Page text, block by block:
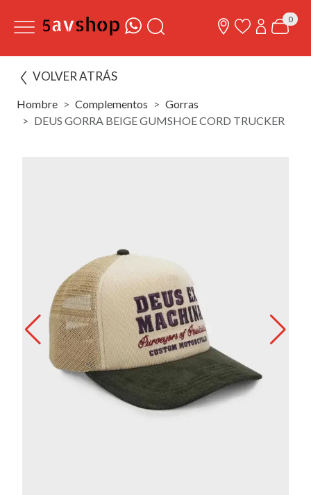
0
VOLVER ATRÁS
Hombre Complementos
Gorras
DEUS GORRA BEIGE GUMSHOE CORD TRUCKER